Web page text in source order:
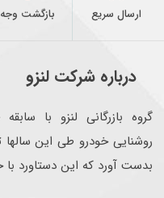
ارسال سریع بازگشت وجه
درباره شرکت لنزو
گروه بازرگانی لنزو با
روشنایی خودرو طی این سالها
بدست آورد که این دستاورد